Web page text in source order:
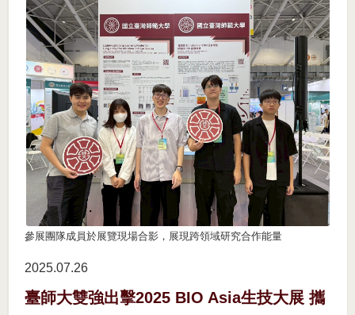
參展團隊成員於展覽現場合影，展現跨領域研究合作能量
2025.07 26
臺師大雙強出擊2025 BIO Asia生技大展 攜